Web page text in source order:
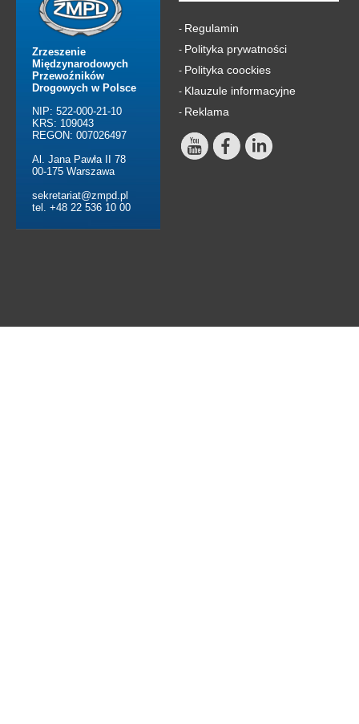
Zrzeszenie
Międzynarodowych
Przewoźników
Drogowych w Polsce
NIP: 522-000-21-10
KRS: 109043
REGON: 007026497
Al. Jana Pawła II 78
00-175 Warszawa
sekretariat@zmpd.pl
tel. +48 22 536 10 00
- Regulamin
- Polityka prywatności
- Polityka coockies
- Klauzule informacyjne
- Reklama